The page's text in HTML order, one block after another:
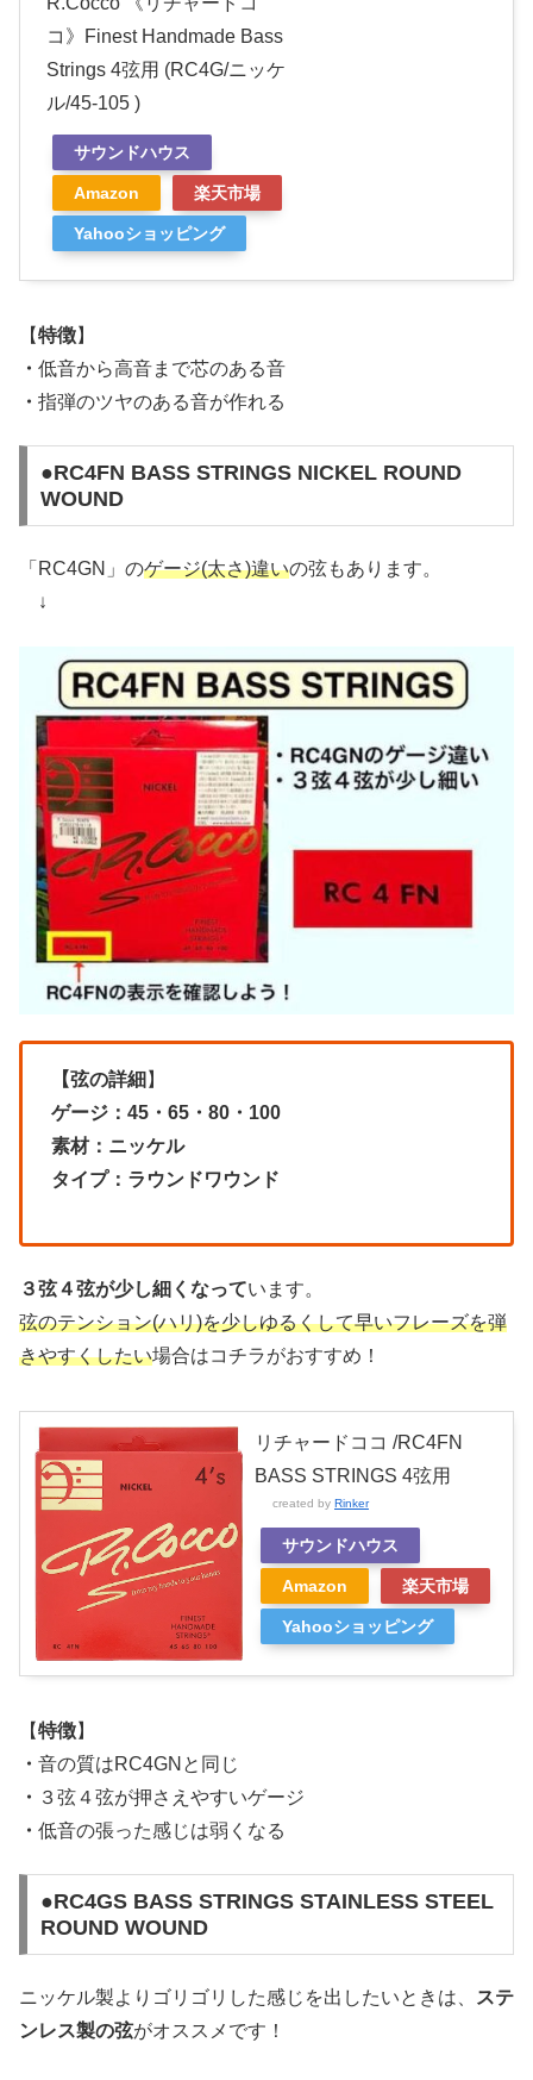
コ》Finest Handmade Bass
Strings 4弦用 (RC4G/ニッケ
ル/45-105 )
サウンドハウス
Amazon 楽天市場
Yahooショッピング
【特徴】
・ 低音から高音まで芯のある音
・ 指弾のツヤのある音が作れる
●RC4FN BASS STRINGS NICKEL ROUND
WOUND
「RC4GN」のゲージ(太さ)違いの弦もあります。
↓
【弦の詳細 】
ゲージ：45・65・80・100
素材：ニッケル
タイプ：ラウンドワウンド
３弦４弦が少し細くなっています。
弦のテンション(ハリ)を少しゆるくして早いフレーズを弾
きやすくしたい場合はコチラがおすすめ！
リチャードココ /RC4FN
BASS STRINGS 4弦用
created by Rinker
サウンドハウス
Amazon 楽天市場
Yahooショッピング
【特徴】
・ 音の質はRC4GNと同じ
・ ３弦４弦が押さえやすいゲージ
・ 低音の張った感じは弱くなる
●RC4GS BASS STRINGS STAINLESS STEEL
ROUND WOUND
ニッケル製よりゴリゴリした感じを出したいときは、
ステ
ンレス製の弦がオススメです！